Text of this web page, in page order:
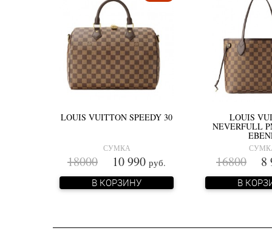
LOUIS VUITTON SPEEDY 30
СУМКА
18000 10 990 руб.
В КОРЗИНУ
LOUIS
NEVERFULL
16800 8
В